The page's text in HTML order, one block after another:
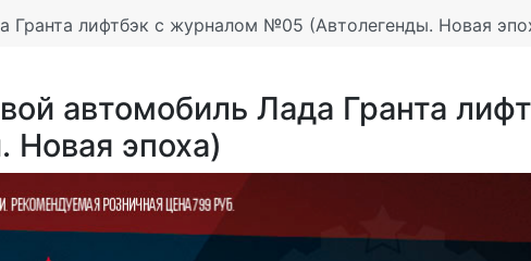
Гранта лифтбэк с журналом №05 (Автолегенды. Новая
автомобиль Лада Гранта
эпоха)